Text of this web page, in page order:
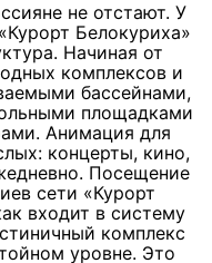
не отстают. У
Белокуриха»
Начиная от
комплексов и
бассейнами,
площадками
Анимация для
концерты, кино,
Посещение
сети «Курорт
входит в систему
комплекс
уровне. Это